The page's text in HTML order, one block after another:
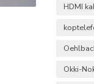
HDMI
Okki-